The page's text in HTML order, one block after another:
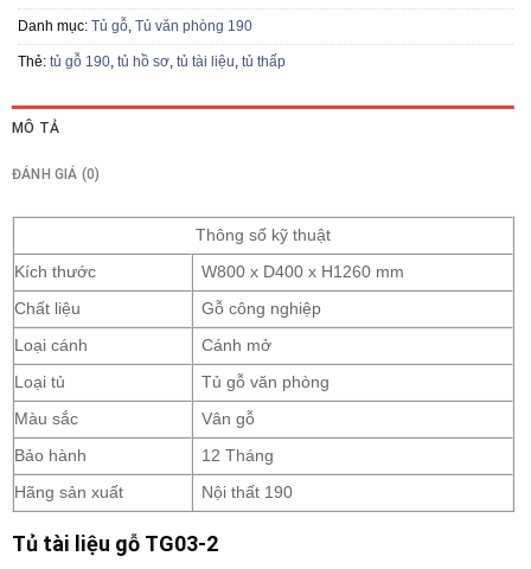
Danh mục: Tủ gỗ Tủ văn phòng 190
Thẻ: tủ gỗ 190 tủ hồ sơ tủ tài liệu tủ thấp
MÔ TẢ
ĐÁNH GIÁ (0)
Thông số kỹ thuật
Kích thước W800 x D400 x H1260 mm
Chất liệu Gỗ công nghiệp
Loại cánh Cánh mở
Loại tủ Tủ gỗ văn phòng
Màu sắc Vân gỗ
Bảo hành 12 Tháng
Hãng sản xuất Nội thất 190
Tủ tài liệu gỗ TG03-2